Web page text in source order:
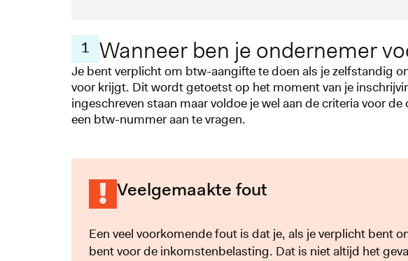
1 Wanneer ben je ondernemer
Je bent verplicht om btw-aangifte te doen als je zelfstandig
voor krijgt. Dit wordt getoetst op het moment van je
ingeschreven staan maar voldoe je wel aan de criteria voor
een btw-nummer aan te vragen.
Veelgemaakte fout
Een veel voorkomende fout is dat je, als je verplicht bent
bent voor de inkomstenbelasting. Dat is niet altijd het